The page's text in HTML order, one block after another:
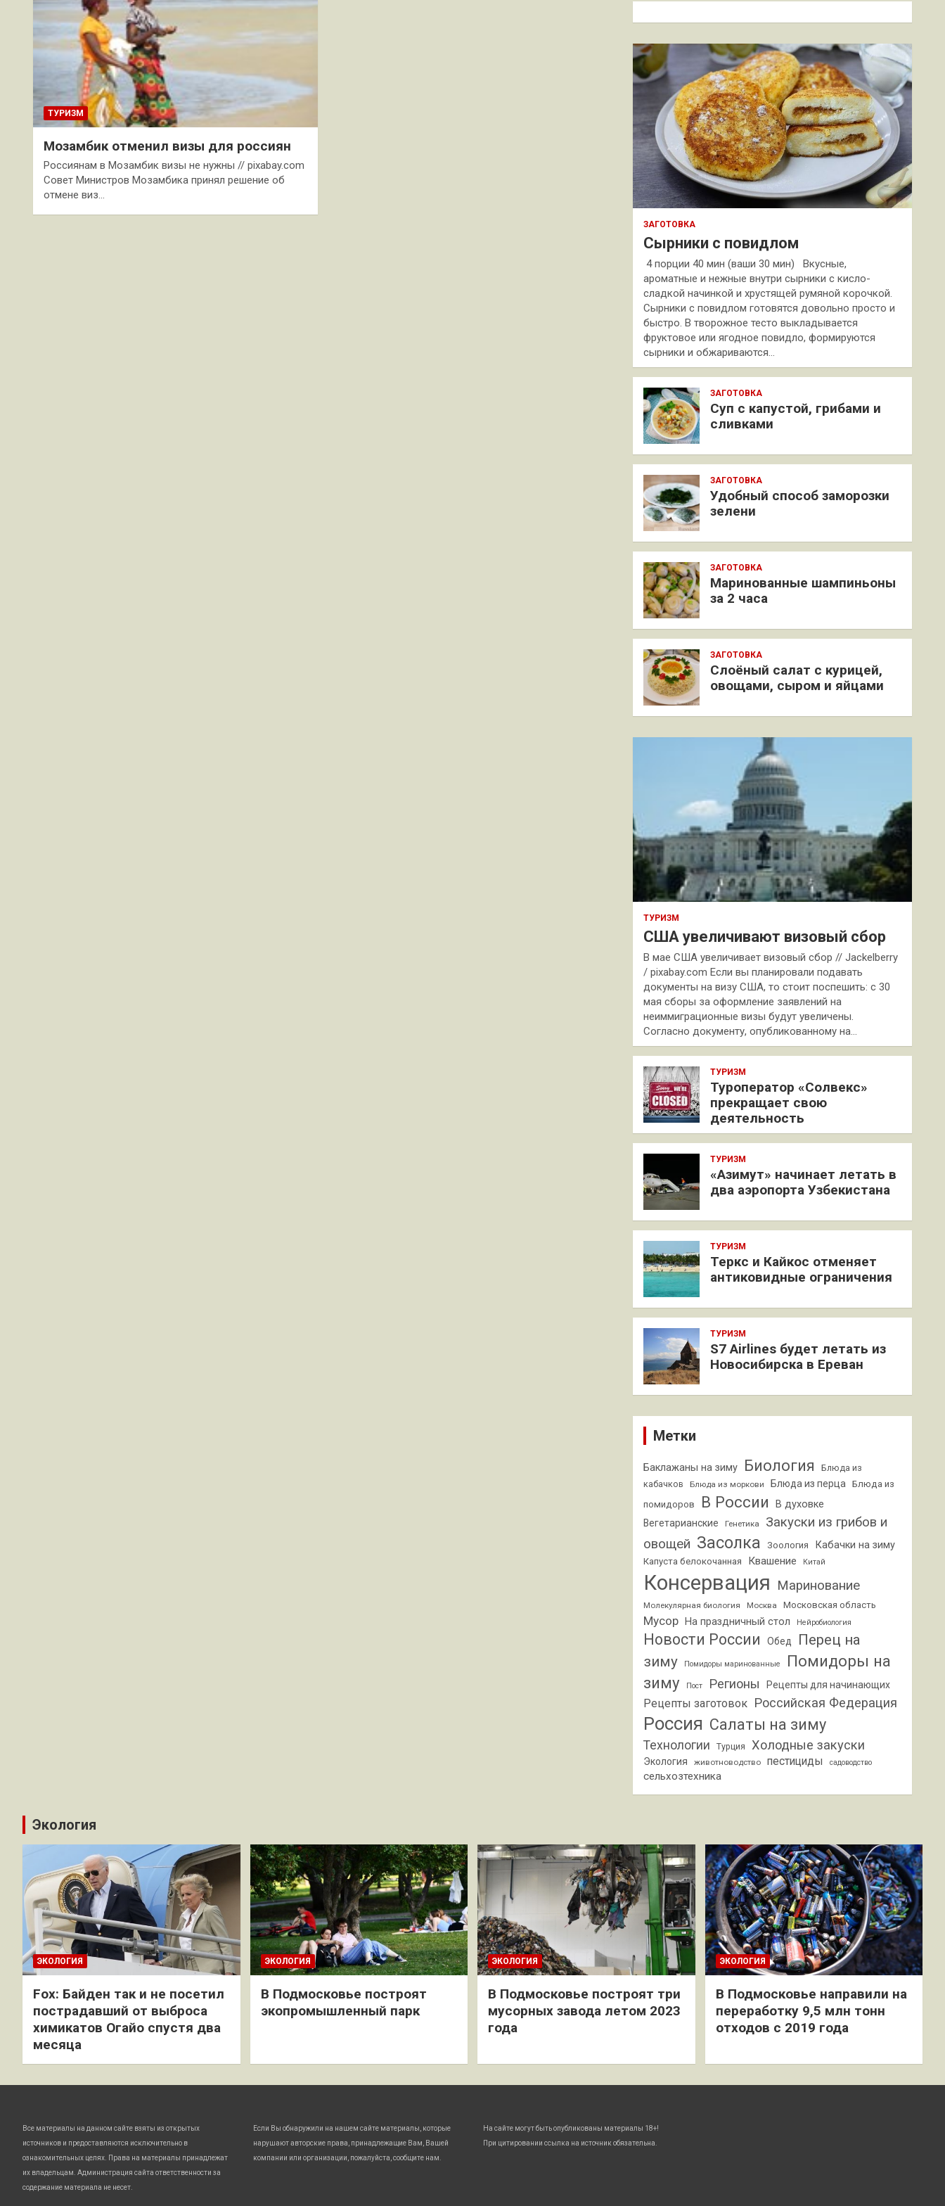
ТУРИЗМ
Мозамбик отменил визы для россиян
Россиянам в Мозамбик визы не нужны // pixabay.com
Совет Министров Мозамбика принял решение об
отмене виз…
к
ЗАГОТОВКА
Сырники с повидлом
4 порции 40 мин (ваши 30 мин) Вкусные,
ароматные и нежные внутри сырники с кисло-
сладкой начинкой и хрустящей румяной корочкой.
Сырники с повидлом готовятся довольно просто и
быстро. В творожное тесто выкладывается
фруктовое или ягодное повидло, формируются
сырники и обжариваются…
ЗАГОТОВКА
Суп с капустой, грибами и
сливками
ЗАГОТОВКА
Удобный способ заморозки
зелени
ЗАГОТОВКА
Маринованные шампиньоны
за 2 часа
ЗАГОТОВКА
Слоёный салат с курицей,
овощами, сыром и яйцами
ТУРИЗМ
США увеличивают визовый сбор
В мае США увеличивает визовый сбор // Jackelberry
/ pixabay.com Если вы планировали подавать
документы на визу США, то стоит поспешить: с 30
мая сборы за оформление заявлений на
неиммиграционные визы будут увеличены.
Согласно документу, опубликованному на…
ТУРИЗМ
Туроператор «Солвекс»
прекращает свою
деятельность
ТУРИЗМ
«Азимут» начинает летать в
два аэропорта Узбекистана
ТУРИЗМ
Теркс и Кайкос отменяет
антиковидные ограничения
ТУРИЗМ
S7 Airlines будет летать из
Новосибирска в Ереван
Метки
Баклажаны на зиму Биология
Блюда из
кабачков
Блюда из моркови Блюда из перца
Блюда из
помидоров
В России В духовке
Вегетарианские Генетика
Закуски из грибов и
овощей Засолка Зоология Кабачки на зиму
Капуста белокочанная Квашение Китай
Консервация Маринование
Молекулярная биология Москва Московская область
Мусор На праздничный стол Нейробиология
Новости России Обед
Перец на
зиму
Помидоры маринованные
Помидоры на
зиму
Пост Регионы Рецепты для начинающих
Рецепты заготовок Российская Федерация
Россия Салаты на зиму
Технологии Турция Холодные закуски
Экология животноводство пестициды садоводство
сельхозтехника
Экология
ЭКОЛОГИЯ
Fox: Байден так и не посетил
пострадавший от выброса
химикатов Огайо спустя два
месяца
ЭКОЛОГИЯ
В Подмосковье построят
экопромышленный парк
ЭКОЛОГИЯ
В Подмосковье построят три
мусорных завода летом 2023
года
ЭКОЛОГИЯ
В Подмосковье направили на
переработку 9,5 млн тонн
отходов с 2019 года
Все материалы на данном сайте взяты из открытых
источников и предоставляются исключительно в
ознакомительных целях. Права на материалы принадлежат
их владельцам. Администрация сайта ответственности за
содержание материала не несет.
Если Вы обнаружили на нашем сайте материалы, которые
нарушают авторские права, принадлежащие Вам, Вашей
компании или организации, пожалуйста, сообщите нам.
На сайте могут быть опубликованы материалы 18+!
При цитировании ссылка на источник обязательна.